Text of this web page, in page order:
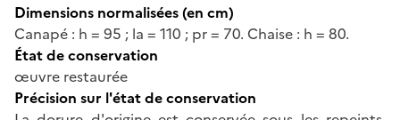
Dimensions normalisées (en cm)
Canapé : h = 95 ; la = 110 ; pr = 70. Chaise : h = 80.
État de conservation
œuvre restaurée
Précision sur l'état de conservation